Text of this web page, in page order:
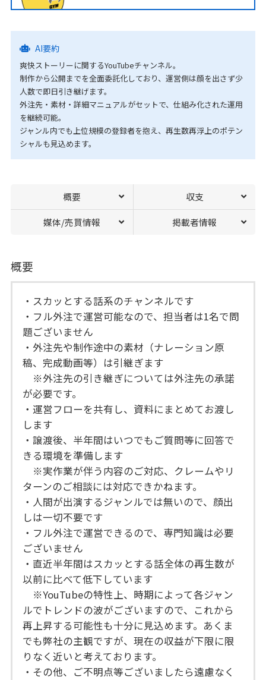
AI要約
爽快ストーリーに関するYouTubeチャンネル。
制作から公開までを全面委託化しており、運営側は顔を出さず少
人数で即日引き継げます。
外注先・素材・詳細マニュアルがセットで、仕組み化された運用
を継続可能。
ジャンル内でも上位規模の登録者を抱え、再生数再浮上のポテン
シャルも見込めます。
概要 収支
媒体/売買情報 掲載者情報
概要
・スカッとする話系のチャンネルです
・フル外注で運営可能なので、担当者は1名で問
題ございません
・外注先や制作途中の素材（ナレーション原
稿、完成動画等）は引継ぎます
※外注先の引き継ぎについては外注先の承諾
が必要です。
・運営フローを共有し、資料にまとめてお渡し
します
・譲渡後、半年間はいつでもご質問等に回答で
きる環境を準備します
※実作業が伴う内容のご対応、クレームやリ
ターンのご相談には対応できかねます。
・人間が出演するジャンルでは無いので、顔出
しは一切不要です
・フル外注で運営できるので、専門知識は必要
ございません
・直近半年間はスカッとする話全体の再生数が
以前に比べて低下しています
※YouTubeの特性上、時期によって各ジャン
ルでトレンドの波がございますので、これから
再上昇する可能性も十分に見込めます。あくま
でも弊社の主観ですが、現在の収益が下限に限
りなく近いと考えております。
・その他、ご不明点等ございましたら遠慮なく